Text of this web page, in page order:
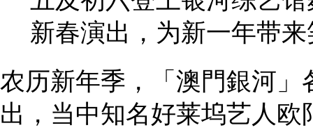
农历新年季，「澳門銀河
出，当中知名好莱坞艺人